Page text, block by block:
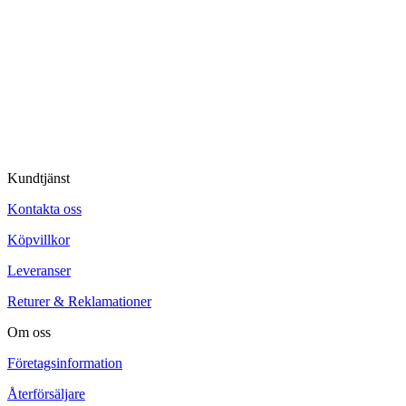
Kundtjänst
Kontakta oss
Köpvillkor
Leveranser
Returer & Reklamationer
Om oss
Företagsinformation
Återförsäljare